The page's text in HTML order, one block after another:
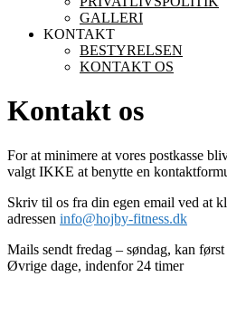
GALLERI
KONTAKT
BESTYRELSEN
KONTAKT OS
Kontakt os
For at minimere at vores postkasse
valgt IKKE at benytte en
Skriv til os fra din egen email ved at
adressen info@hojby-fitness.dk
Mails sendt fredag – søndag, kan
Øvrige dage, indenfor 24 timer